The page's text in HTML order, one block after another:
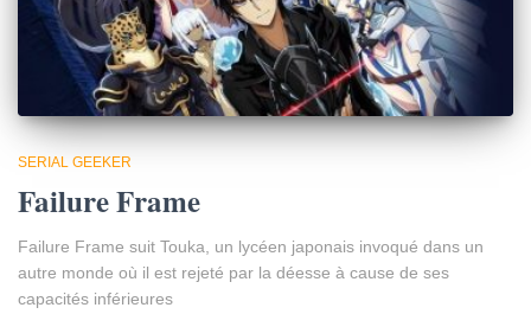
SERIAL GEEKER
Failure Frame
Failure Frame suit Touka, un lycéen japonais invoqué dans un
autre monde où il est rejeté par la déesse à cause de ses
capacités inférieures